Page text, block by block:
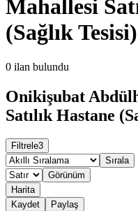
Mahallesi
(Sağlık Tesisi)
0 ilan bulundu
Onikişubat
Satılık Hastane
Filtrele3
Sırala
Görünüm
Harita
Kaydet
Paylaş